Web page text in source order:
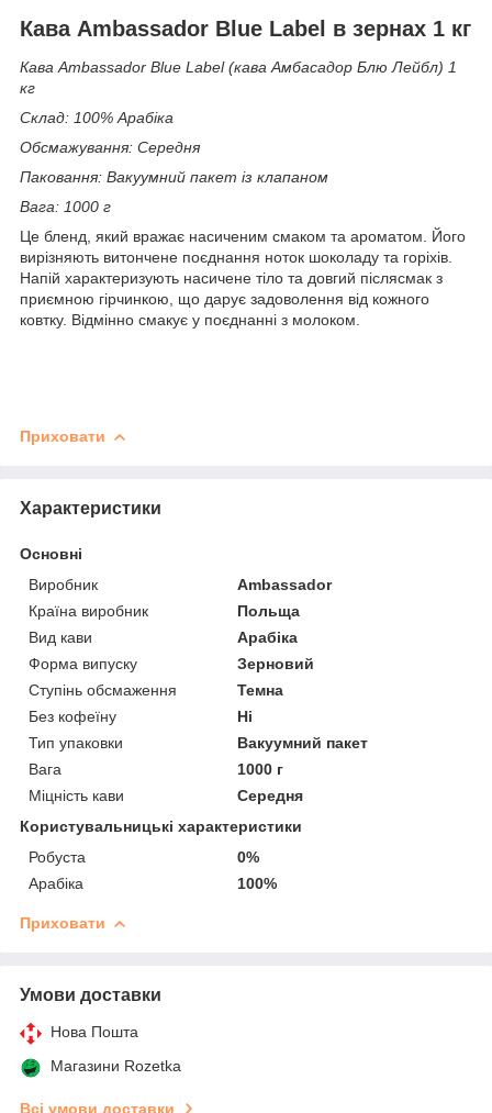
Кава Ambassador Blue Label в зернах 1 кг
КаваAmbassador Blue Label (кава Амбасадор Блю Лейбл) 1
кг
Склад: 100% Арабіка
Обсмажування: Середня
Паковання: Вакуумний пакет із клапаном
Вага: 1000 г
Це бленд, який вражає насиченим смаком та ароматом. Його
вирізняють витончене поєднання ноток шоколаду та горіхів.
Напій характеризують насичене тіло та довгий післясмак з
приємною гірчинкою, що дарує задоволення від кожного
ковтку. Відмінно смакує у поєднанні з молоком.
Приховати
Характеристики
Основні
Виробник
Ambassador
Країна виробник
Польща
Вид кави
Арабіка
Форма випуску
Зерновий
Ступінь обсмаження
Темна
Без кофеїну
Ні
Тип упаковки
Вакуумний пакет
Вага
1000 г
Міцність кави
Середня
Користувальницькі характеристики
Робуста
0%
Арабіка
100%
Приховати
Умови доставки
Нова Пошта
Магазини Rozetka
Всі умови доставки